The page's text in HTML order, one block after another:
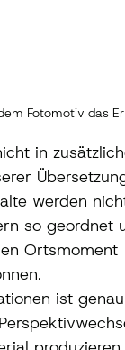
Fotomotiv das
in
werden
so geordnet
Ortsmoment
ist